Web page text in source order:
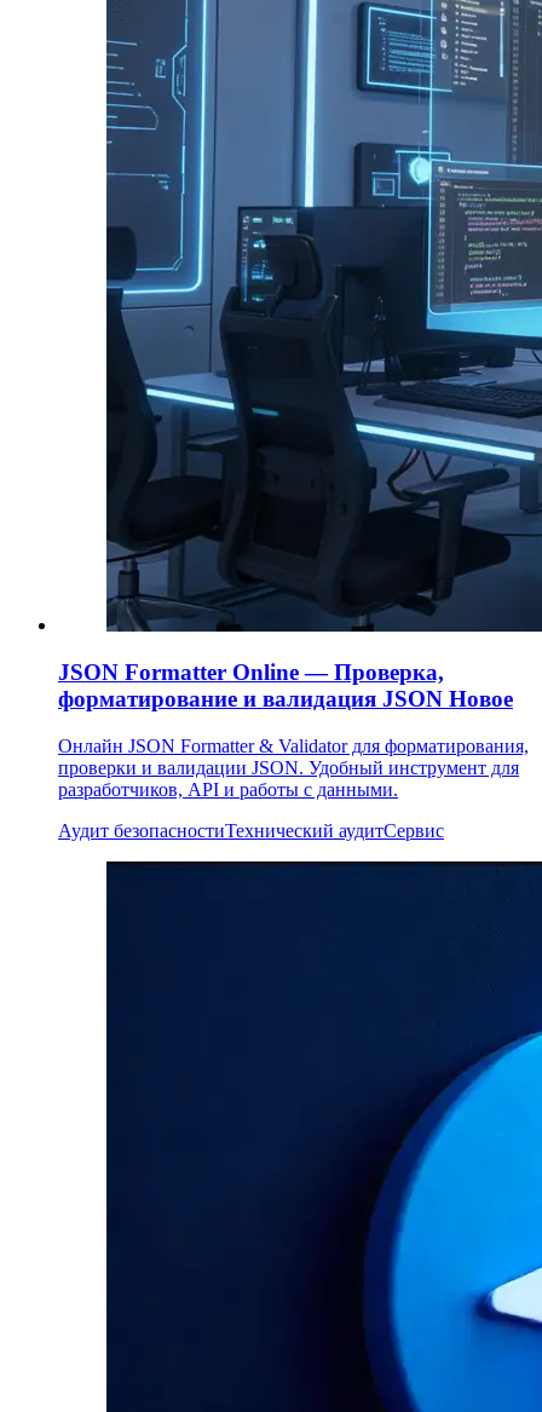
JSON Formatter Online — Проверка,
форматирование и валидация JSON Новое
Онлайн JSON Formatter & Validator для форматирования,
проверки и валидации JSON. Удобный инструмент для
разработчиков, API и работы с данными.
Аудит безопасностиТехнический аудитСервис